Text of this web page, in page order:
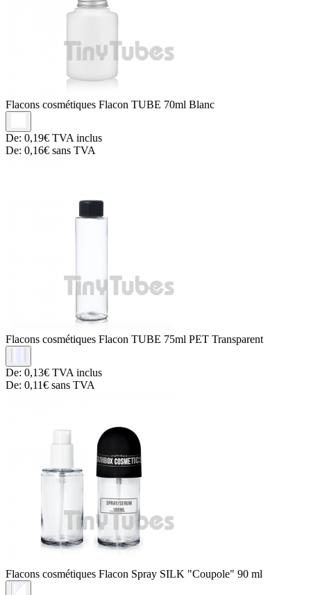
Flacons cosmétiques Flacon TUBE 70ml Blanc
De: 0,19€ TVA inclus
De: 0,16€ sans TVA
Flacons cosmétiques Flacon TUBE 75ml PET Transparent
De: 0,13€ TVA inclus
De: 0,11€ sans TVA
Flacons cosmétiques Flacon Spray SILK "Coupole" 90 ml